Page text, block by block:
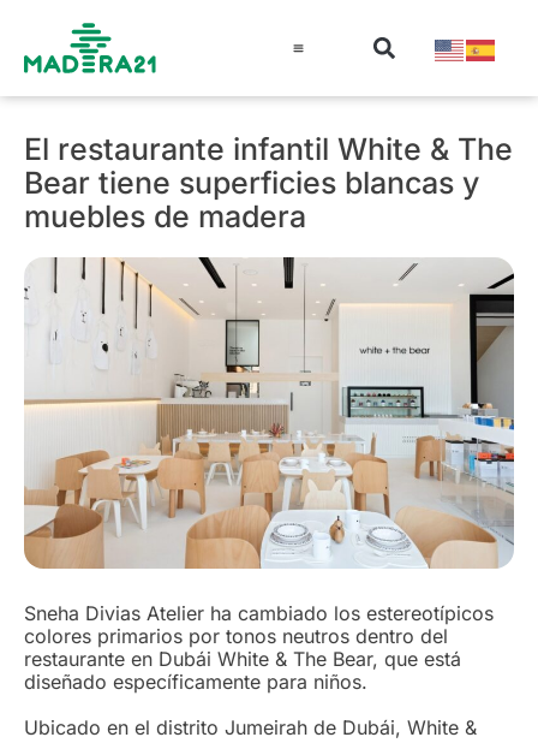
El restaurante infantil White & The
Bear tiene superficies blancas y
muebles de madera
Sneha Divias Atelier ha cambiado los estereotípicos
colores primarios por tonos neutros dentro del
restaurante en Dubái White & The Bear, que está
diseñado específicamente para niños.
Ubicado en el distrito Jumeirah de Dubái, White &